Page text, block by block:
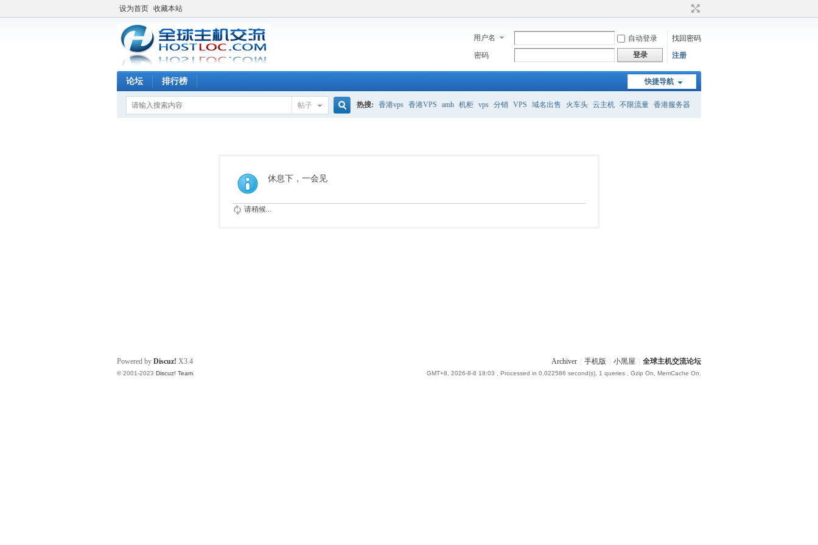
设为首页 收藏本站
用户名 自动登录
找回密码
密码
登录 注册
快捷导航
论坛 排行榜
帖子 热搜: 香港vps 香港VPS amh 机柜 vps 分销 VPS 域名出售 火车头 云主机 不限流量 香港服务器
休息下，一会见
请稍候...
Archiver 手机版 小黑屋 全球主机交流论坛
GMT+8, 2026-8-8 18:03 , Processed in 0.022586 second(s), 1 queries , Gzip On, MemCache On.
Powered by Discuz! X3.4
© 2001-2023 Discuz! Team